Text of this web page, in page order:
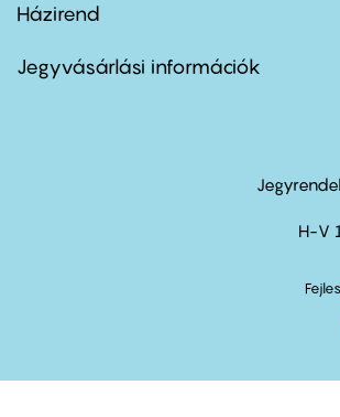
Footer
second
Házirend
Jegyvásárlási információk
H-V